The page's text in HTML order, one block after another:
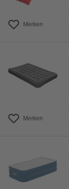
Merken
Merken